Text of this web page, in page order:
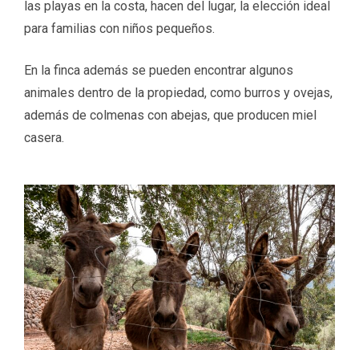
las playas en la costa, hacen del lugar, la elección ideal
para familias con niños pequeños.
En la finca además se pueden encontrar algunos
animales dentro de la propiedad, como burros y ovejas,
además de colmenas con abejas, que producen miel
casera.